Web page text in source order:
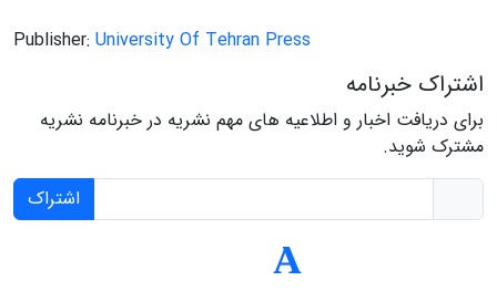
Publisher: University Of Tehran Press
اشتراک خبرنامه
برای دریافت اخبار و اطلاعیه های مهم نشریه در خبرنامه نشریه
مشترک شوید.
اشتراک